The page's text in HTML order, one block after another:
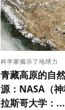
科学家揭示了地球力
青藏高原的自
源：NASA（
拉斯哥大学：...